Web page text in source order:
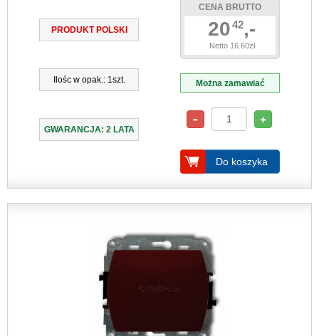
PRODUKT POLSKI
Ilośc w opak.: 1szt.
GWARANCJA: 2 LATA
CENA BRUTTO
2042,-
Netto 16.60zł
Można zamawiać
Do koszyka